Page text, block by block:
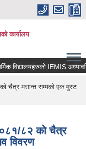
कार्यालय
यहि हाम्रो पहिचान"
चैत्र मसान्त सम्मको एक मुस्ट
८२ को चैत्र
विवरण